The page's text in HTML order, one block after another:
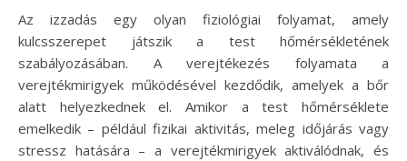
Az izzadás egy olyan fiziológiai folyamat, amely
kulcsszerepet játszik a test hőmérsékletének
szabályozásában. A verejtékezés folyamata a
verejtékmirigyek működésével kezdődik, amelyek a bőr
alatt helyezkednek el. Amikor a test hőmérséklete
emelkedik – például fizikai aktivitás, meleg időjárás vagy
stressz hatására – a verejtékmirigyek aktiválódnak, és